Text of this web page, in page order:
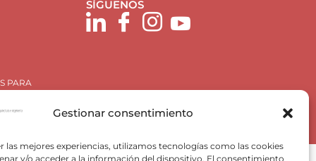
Gestionar consentimiento
las mejores experiencias, utilizamos tecnologías como las cookies
y/o acceder a la información del dispositivo. El consentimiento
PARA
SÍGUENOS